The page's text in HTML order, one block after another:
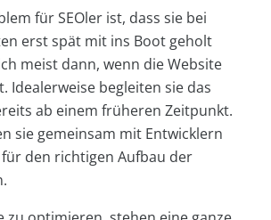
für SEOler ist, dass sie bei
erst spät mit ins Boot geholt
meist dann, wenn die Website
Idealerweise begleiten sie das
ab einem früheren Zeitpunkt.
sie gemeinsam mit Entwicklern
den richtigen Aufbau der